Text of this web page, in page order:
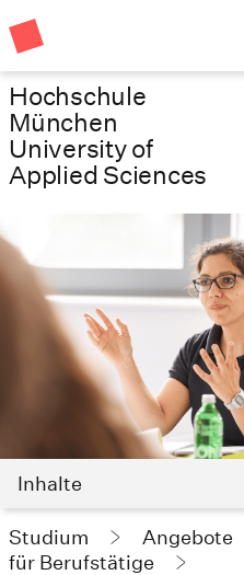
Hochschule
München
University of
Applied Sciences
Studium
Angebote
für Berufstätige
Inhalte